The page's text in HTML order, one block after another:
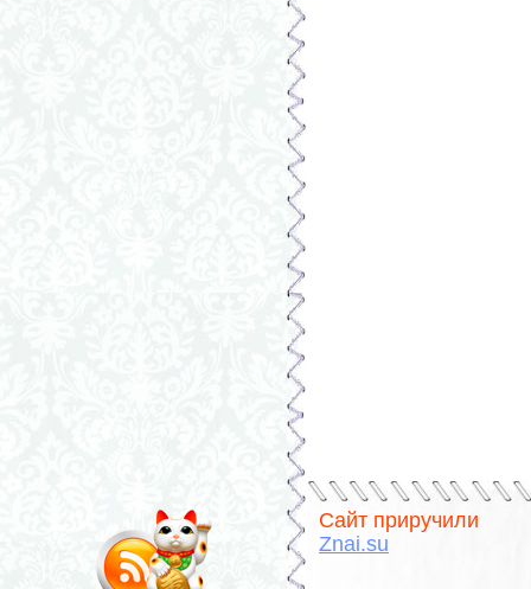
Сайт приручили
Znai.su